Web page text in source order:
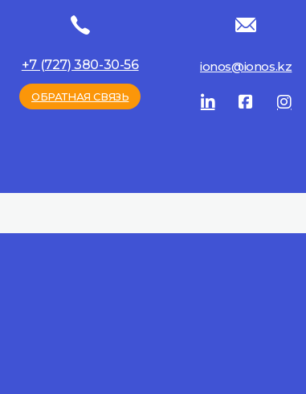
+7 (727) 380-30-56
ОБРАТНАЯ СВЯЗЬ
ionos@ionos.kz